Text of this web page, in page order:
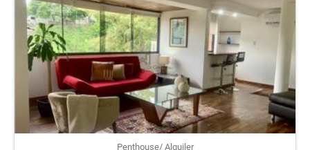
Penthouse/ Alquiler